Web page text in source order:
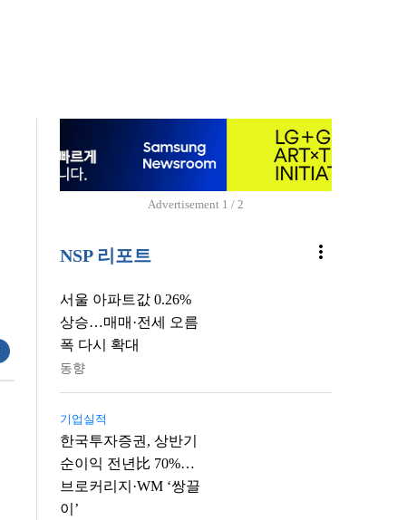
Advertisement 1 / 2
NSP 리포트 more_vert
서울 아파트값 0.26%
상승…매매·전세 오름
폭 다시 확대
동향
기업실적
한국투자증권, 상반기
순이익 전년比 70%…
브로커리지·WM ‘쌍끌
이’